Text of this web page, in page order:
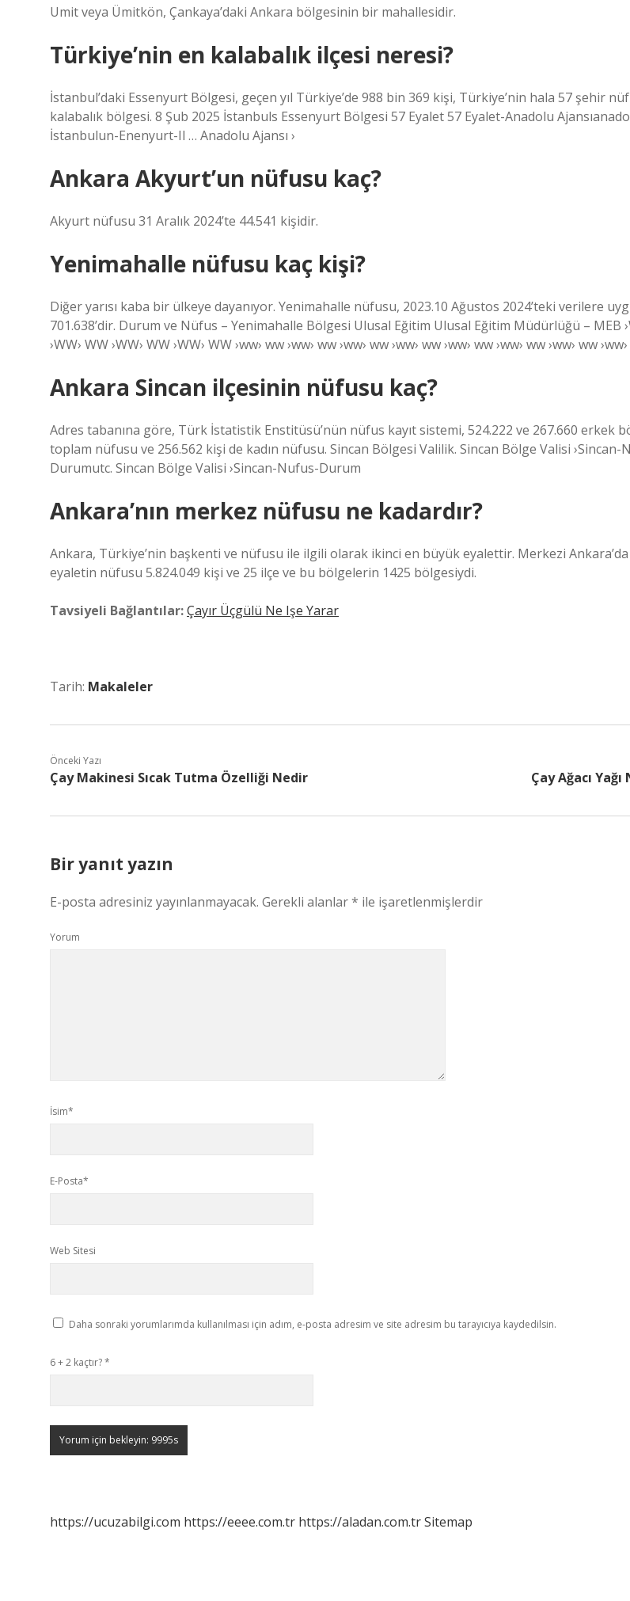
Umit veya Ümitkön, Çankaya’daki Ankara bölgesinin bir mahallesidir.
Türkiye’nin en kalabalık ilçesi neresi?
İstanbul’daki Essenyurt Bölgesi, geçen yıl Türkiye’de 988 bin 369 kişi, Türkiye’nin hala 57 şehir
kalabalık bölgesi. 8 Şub 2025 İstanbuls Essenyurt Bölgesi 57 Eyalet 57 Eyalet-Anadolu
İstanbulun-Enenyurt-Il … Anadolu Ajansı ›
Ankara Akyurt’un nüfusu kaç?
Akyurt nüfusu 31 Aralık 2024’te 44.541 kişidir.
Yenimahalle nüfusu kaç kişi?
Diğer yarısı kaba bir ülkeye dayanıyor. Yenimahalle nüfusu, 2023.10 Ağustos 2024’teki verilere
701.638’dir. Durum ve Nüfus – Yenimahalle Bölgesi Ulusal Eğitim Ulusal Eğitim Müdürlüğü – MEB
›WW› WW ›WW› WW ›WW› WW ›ww› ww ›ww› ww ›ww› ww ›ww› ww ›ww› ww ›ww› ww ›ww› ww
Ankara Sincan ilçesinin nüfusu kaç?
Adres tabanına göre, Türk İstatistik Enstitüsü’nün nüfus kayıt sistemi, 524.222 ve 267.660 erkek
toplam nüfusu ve 256.562 kişi de kadın nüfusu. Sincan Bölgesi Valilik. Sincan Bölge Valisi ›Sincan-
Durumutc. Sincan Bölge Valisi ›Sincan-Nufus-Durum
Ankara’nın merkez nüfusu ne kadardır?
Ankara, Türkiye’nin başkenti ve nüfusu ile ilgili olarak ikinci en büyük eyalettir. Merkezi
eyaletin nüfusu 5.824.049 kişi ve 25 ilçe ve bu bölgelerin 1425 bölgesiydi.
Tavsiyeli Bağlantılar:Çayır Üçgülü Ne Işe Yarar
Tarih: Makaleler
Önceki Yazı
Çay Makinesi Sıcak Tutma Özelliği Nedir Çay Ağacı
Bir yanıt yazın
E-posta adresiniz yayınlanmayacak. Gerekli alanlar* ile işaretlenmişlerdir
Yorum
İsim*
E-Posta*
Web Sitesi
Daha sonraki yorumlarımda kullanılması için adım, e-posta adresim ve site adresim bu tarayıcıya kaydedilsin.
6 + 2 kaçtır?*
https://ucuzabilgi.com https://eeee.com.tr https://aladan.com.trSitemap